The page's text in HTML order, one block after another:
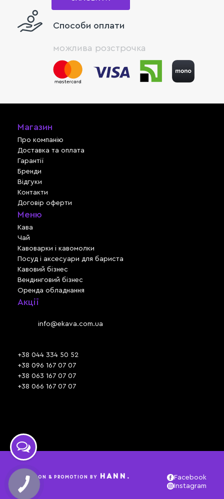
Способи оплати
можлива розстрочка
Магазин
Про компанію
Доставка та оплата
Гарантії
Бренди
Відгуки
Контакти
Договір оферти
Меню
Кава
Чай
Кавоварки і кавомолки
Посуд і аксесуари для бариста
Кавовий бізнес
Вендинговий бізнес
Оренда обладнання
Акції
info@ekava.com.ua
+38 044 334 50 52
+38 096 167 07 07
+38 063 167 07 07
+38 066 167 07 07
CREATION & PROMOTION BY HANN.
Facebook
Instagram